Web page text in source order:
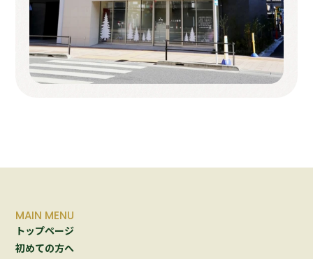
MAIN MENU
トップページ
初めての方へ